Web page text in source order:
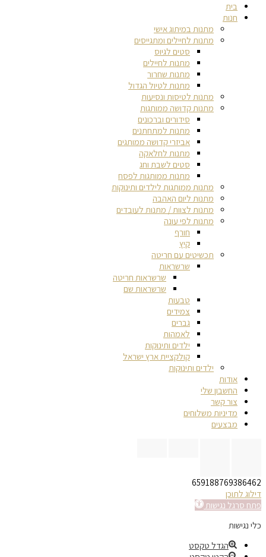
בית
חנות
מתנות במיתוג אישי
מתנות לחיילים ומתגייסים
סטים לגיוס
מתנות לחיילים
מתנות שחרור
מתנות לטיול הגדול
מתנות לטיסות ונסיעות
מתנות קדושה ממותגות
סידורים וברכונים
מתנות למתחתנים
אביזרי קדושה ממותגים
מתנות לחלאקה
סטים לשבת וחג
מתנות ממותגות לפסח
מתנות ממותגות לילדים ותינוקות
מתנות ליום האהבה
מתנות לצוות / מתנות לעובדים
מתנות לפי עונה
חורף
קיץ
תכשיטים עם חריטה
שרשראות
שרשראות חריטה
שרשראות שם
טבעות
צמידים
גברים
לאמהות
ילדים ותינוקות
קולקציית ארץ ישראל
ילדים ותינוקות
אודות
החשבון שלי
צור קשר
מדיניות משלוחים
מבצעים
659188769386462
דילוג לתוכן
פתח סרגל נגישות
כלי נגישות
הגדל טקסט